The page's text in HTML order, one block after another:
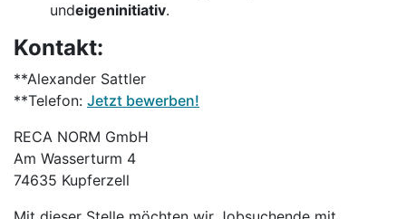
undeigeninitiativ.
Kontakt:
**Alexander Sattler
**Telefon: Jetzt bewerben!
RECA NORM GmbH
Am Wasserturm 4
74635 Kupferzell